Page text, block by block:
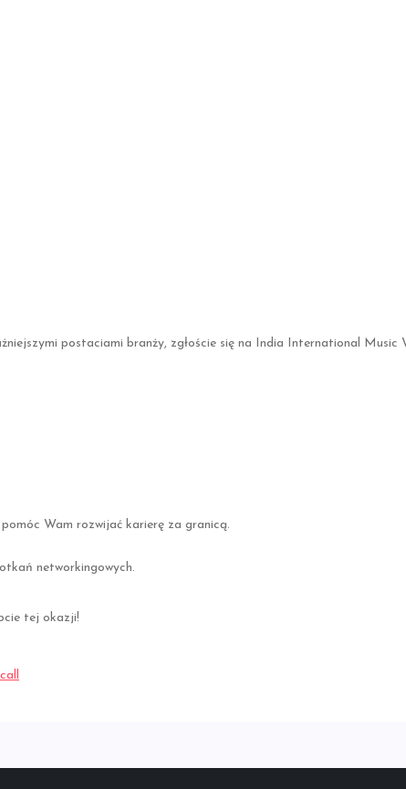
postaciami branży, zgłoście się na India International Music
Wam rozwijać karierę za granicą.
networkingowych.
tej okazji!